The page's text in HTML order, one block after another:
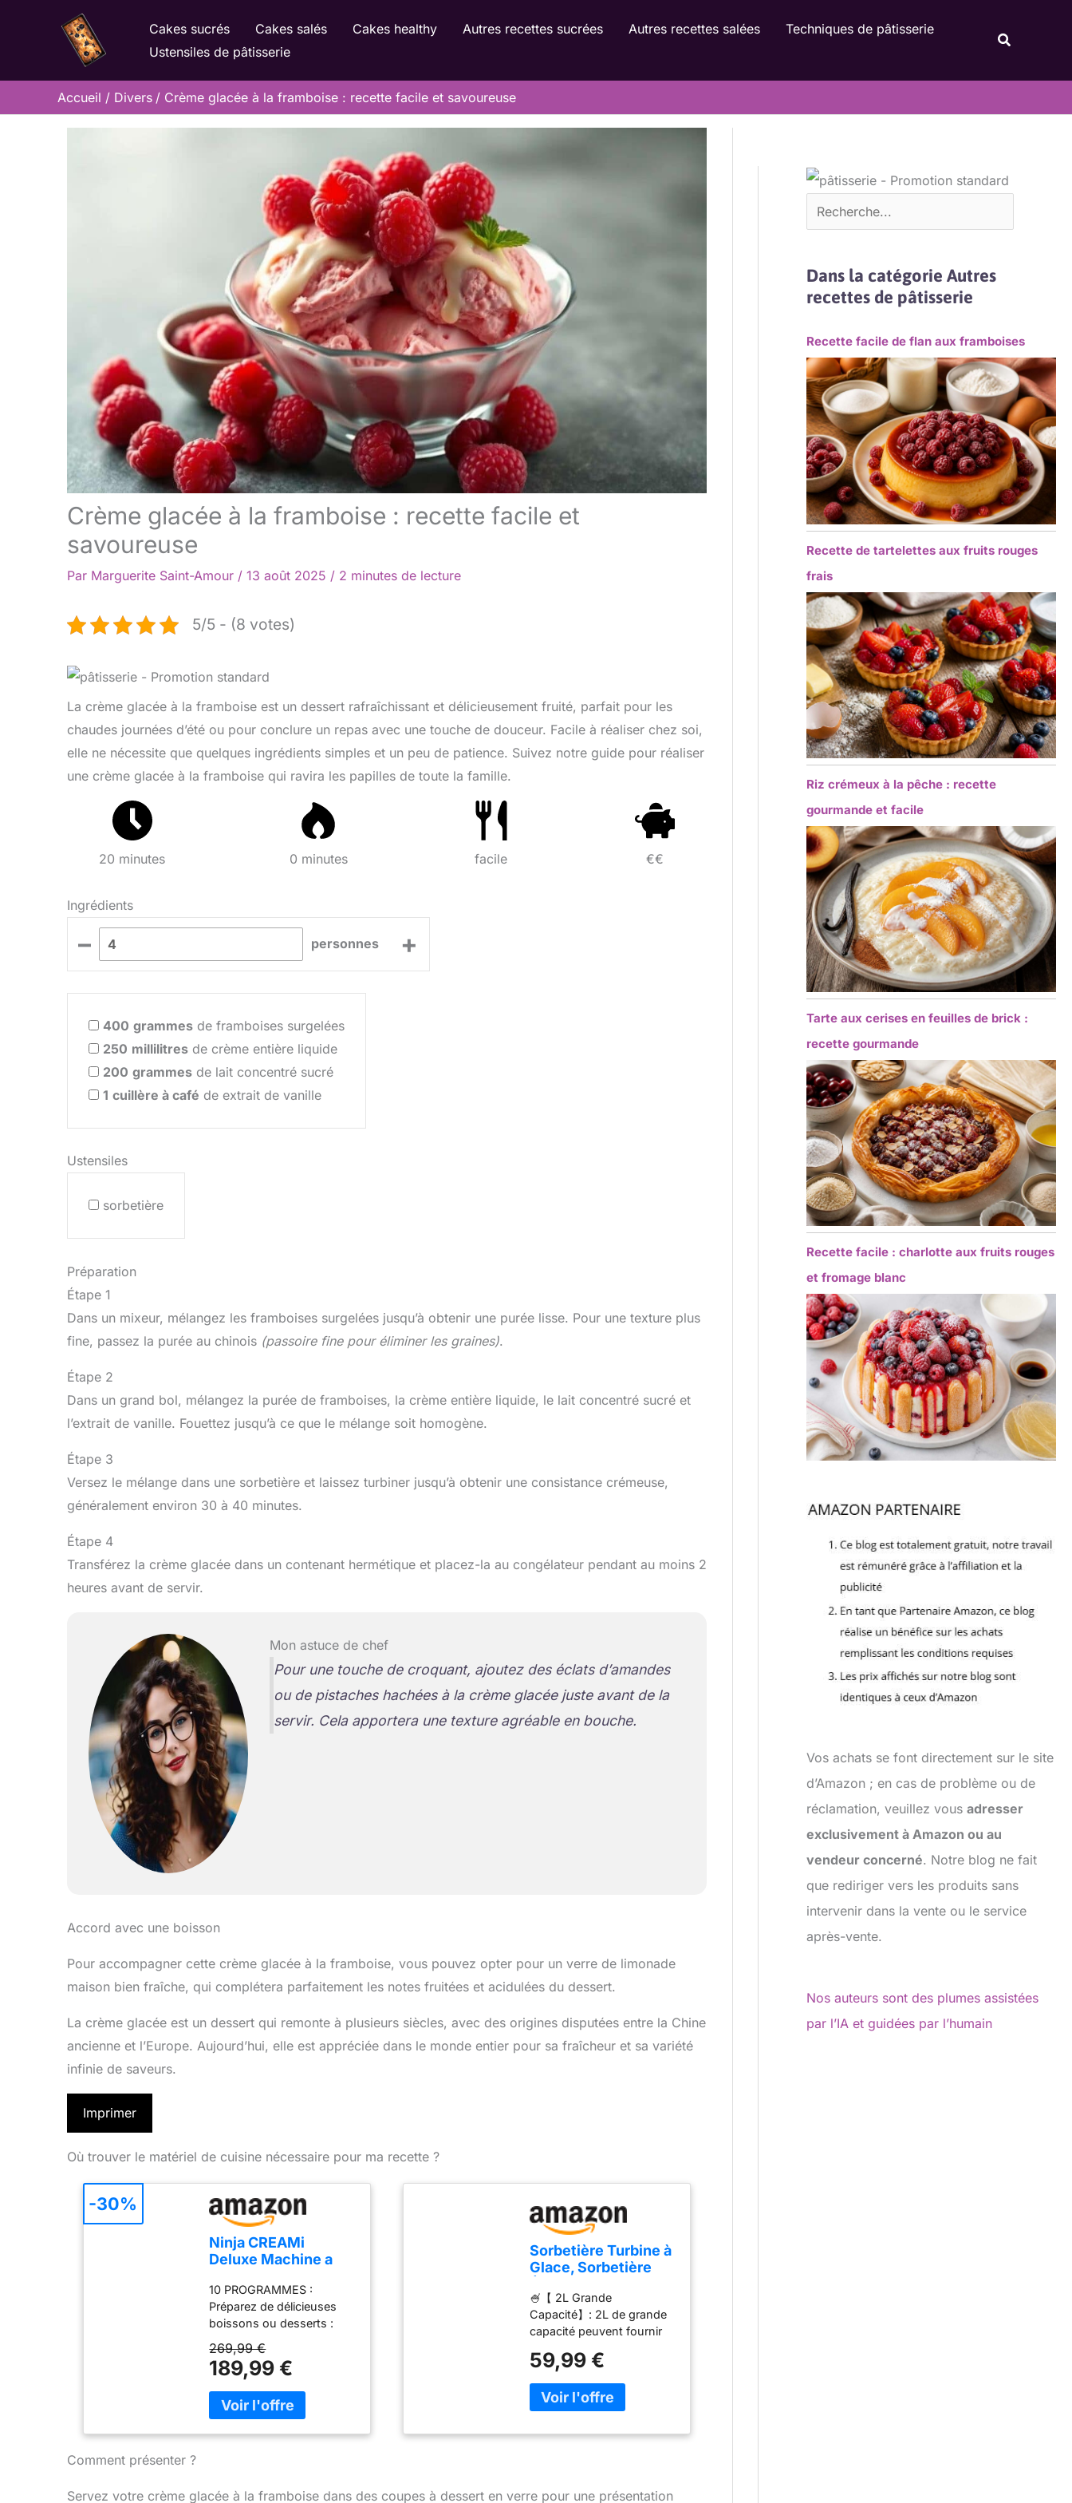
Cakes sucrés Cakes salés Cakes healthy Autres recettes sucrées Autres recettes salées
Techniques de pâtisserie
Ustensiles de pâtisserie
Accueil Divers Crème glacée à la framboise : recette facile et savoureuse
Crème glacée à la framboise : recette facile et
savoureuse
Par Marguerite Saint-Amour / 13 août 2025 / 2 minutes de lecture
5/5 - (8 votes)
La crème glacée à la framboise est un dessert rafraîchissant et délicieusement fruité, parfait pour les
chaudes journées d’été ou pour conclure un repas avec une touche de douceur. Facile à réaliser chez soi,
elle ne nécessite que quelques ingrédients simples et un peu de patience. Suivez notre guide pour réaliser
une crème glacée à la framboise qui ravira les papilles de toute la famille.
20 minutes 0 minutes facile €€
Ingrédients
– personnes +
400 grammes de framboises surgelées
250 millilitres de crème entière liquide
200 grammes de lait concentré sucré
1 cuillère à café de extrait de vanille
Ustensiles
sorbetière
Préparation
Étape 1
Dans un mixeur, mélangez les framboises surgelées jusqu’à obtenir une purée lisse. Pour une texture plus
fine, passez la purée au chinois (passoire fine pour éliminer les graines).
Étape 2
Dans un grand bol, mélangez la purée de framboises, la crème entière liquide, le lait concentré sucré et
l’extrait de vanille. Fouettez jusqu’à ce que le mélange soit homogène.
Étape 3
Versez le mélange dans une sorbetière et laissez turbiner jusqu’à obtenir une consistance crémeuse,
généralement environ 30 à 40 minutes.
Étape 4
Transférez la crème glacée dans un contenant hermétique et placez-la au congélateur pendant au moins 2
heures avant de servir.
Mon astuce de chef
Pour une touche de croquant, ajoutez des éclats d’amandes
ou de pistaches hachées à la crème glacée juste avant de la
servir. Cela apportera une texture agréable en bouche.
Accord avec une boisson
Pour accompagner cette crème glacée à la framboise, vous pouvez opter pour un verre de limonade
maison bien fraîche, qui complétera parfaitement les notes fruitées et acidulées du dessert.
La crème glacée est un dessert qui remonte à plusieurs siècles, avec des origines disputées entre la Chine
ancienne et l’Europe. Aujourd’hui, elle est appréciée dans le monde entier pour sa fraîcheur et sa variété
infinie de saveurs.
Imprimer
Où trouver le matériel de cuisine nécessaire pour ma recette ?
Ninja CREAMi
Deluxe Machine a
2 bacs NC502EU
10 PROGRAMMES :
Préparez de délicieuses
boissons ou desserts :
Crème glacée légère,
Glace à l'Italienne,
Milkshake, Extras, Frappé,
Boisson glacée, Granité et
Yaourt glacé. CUVE
FORMAT FAMILIAL : La
pour que vous puissiez
269,99 €
189,99 €
-30%
Sorbetière Turbine à
Glace, Sorbetière
à Glace en Acier
Inoxydable, 2L
Machines à Glace et
Sorbetière pour
Sorbet Glace, Crème
Glacée et Yaourt
Glacé
🍧【 2L Grande
Capacité】: 2L de grande
capacité peuvent fournir
glacée pour toute la
famille. Il suffit de mettre le
bol au congélateur
pendant la nuit (8-12
heures environ) et de
peuvent être préparées en
59,99 €
Comment présenter ?
Servez votre crème glacée à la framboise dans des coupes à dessert en verre pour une présentation
Dans la catégorie Autres
recettes de pâtisserie
Recette facile de flan aux framboises
Recette de tartelettes aux fruits rouges
frais
Riz crémeux à la pêche : recette
gourmande et facile
Tarte aux cerises en feuilles de brick :
recette gourmande
Recette facile : charlotte aux fruits rouges
et fromage blanc
Vos achats se font directement sur le site
d’Amazon ; en cas de problème ou de
réclamation, veuillez vousadresser
exclusivement à Amazon ou au
vendeur concerné. Notre blog ne fait
que rediriger vers les produits sans
intervenir dans la vente ou le service
après-vente.
Nos auteurs sont des plumes assistées
par l’IA et guidées par l’humain